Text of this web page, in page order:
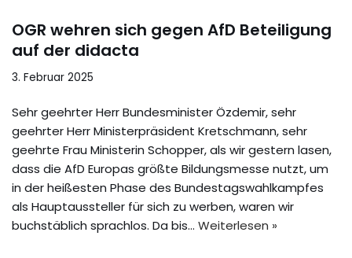
OGR wehren sich gegen AfD Beteiligung
auf der didacta
3. Februar 2025
Sehr geehrter Herr Bundesminister Özdemir, sehr
geehrter Herr Ministerpräsident Kretschmann, sehr
geehrte Frau Ministerin Schopper, als wir gestern lasen,
dass die AfD Europas größte Bildungsmesse nutzt, um
in der heißesten Phase des Bundestagswahlkampfes
als Hauptaussteller für sich zu werben, waren wir
buchstäblich sprachlos. Da bis… Weiterlesen »